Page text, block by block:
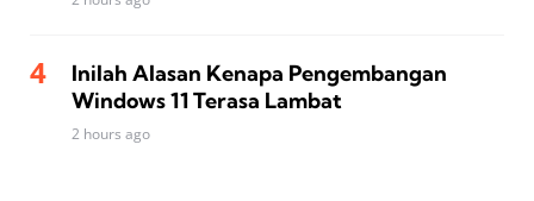
Inilah Alasan Kenapa Pengembangan
Windows 11 Terasa Lambat
2 hours ago